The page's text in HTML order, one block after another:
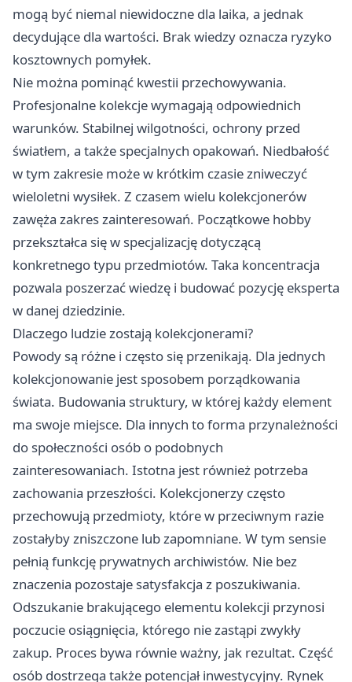
mogą być niemal niewidoczne dla laika, a jednak
decydujące dla wartości. Brak wiedzy oznacza ryzyko
kosztownych pomyłek.
Nie można pominąć kwestii przechowywania.
Profesjonalne kolekcje wymagają odpowiednich
warunków. Stabilnej wilgotności, ochrony przed
światłem, a także specjalnych opakowań. Niedbałość
w tym zakresie może w krótkim czasie zniweczyć
wieloletni wysiłek. Z czasem wielu kolekcjonerów
zawęża zakres zainteresowań. Początkowe hobby
przekształca się w specjalizację dotyczącą
konkretnego typu przedmiotów. Taka koncentracja
pozwala poszerzać wiedzę i budować pozycję eksperta
w danej dziedzinie.
Dlaczego ludzie zostają kolekcjonerami?
Powody są różne i często się przenikają. Dla jednych
kolekcjonowanie jest sposobem porządkowania
świata. Budowania struktury, w której każdy element
ma swoje miejsce. Dla innych to forma przynależności
do społeczności osób o podobnych
zainteresowaniach. Istotna jest również potrzeba
zachowania przeszłości. Kolekcjonerzy często
przechowują przedmioty, które w przeciwnym razie
zostałyby zniszczone lub zapomniane. W tym sensie
pełnią funkcję prywatnych archiwistów. Nie bez
znaczenia pozostaje satysfakcja z poszukiwania.
Odszukanie brakującego elementu kolekcji przynosi
poczucie osiągnięcia, którego nie zastąpi zwykły
zakup. Proces bywa równie ważny, jak rezultat. Część
osób dostrzega także potencjał inwestycyjny. Rynek